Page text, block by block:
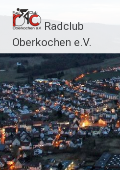
Inhalt
springen
Radclub
Oberkochen e.V.